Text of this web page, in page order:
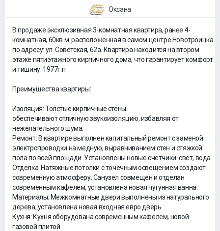
Оксана
В продаже эксклюзивная 3-комнатная квартира, ранее 4-
комнатная, 60кв.м. расположенная в самом центре Новотроицка
по адресу: ул. Советская, 62а. Квартира находится на втором
этаже пятиэтажного кирпичного дома, что гарантирует комфорт
и тишину. 1977г.п
Преимущества квартиры:
Изоляция: Толстые кирпичные стены
обеспечивают отличную звукоизоляцию, избавляя от
нежелательного шума.
Ремонт: В квартире выполнен капитальный ремонт с заменой
электропроводки на медную, выравниванием стен и стяжкой
пола по всей площади. Установлены новые счетчики: свет, вода.
Отделка: Натяжные потолки с точечным освещением создают
современную атмосферу. Санузел совмещен и отделан
современным кафелем, установлена новая чугунная ванна.
Материалы: Межкомнатные двери выполнены из натурального
дерева, установлена новая входная евро дверь.
Кухня: Кухня оборудована современным кафелем, новой
газовой плитой